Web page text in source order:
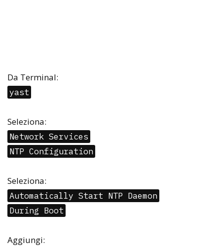
Da Terminal:
yast
Seleziona:
Network Services
NTP Configuration
Seleziona:
Automatically Start NTP Daemon
During Boot
Aggiungi: